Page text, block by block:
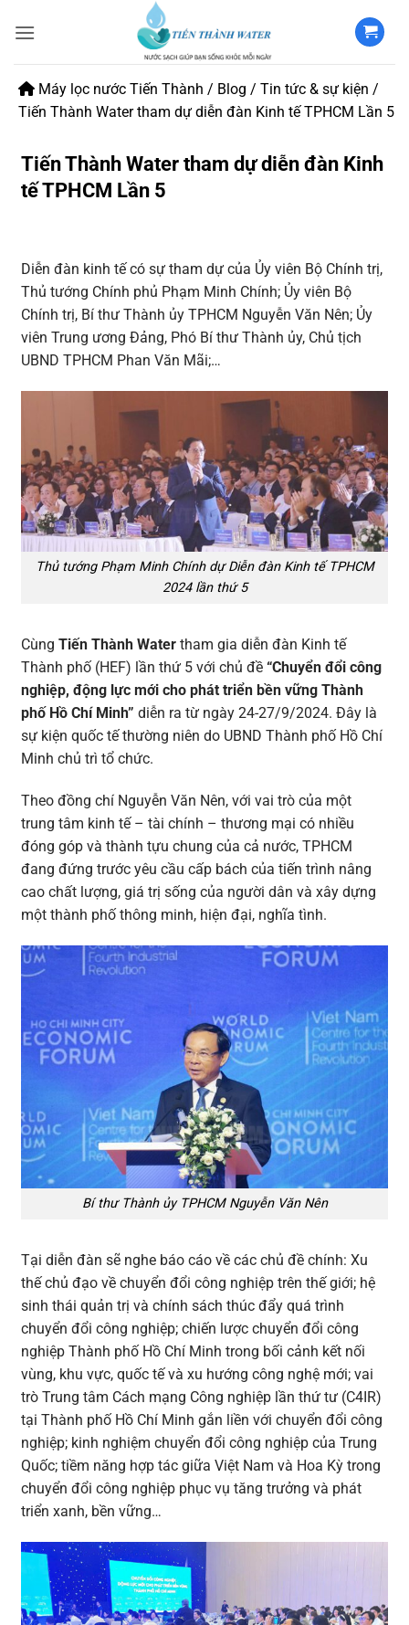
qua
dung
Máy lọc nước Tiến Thành / Blog / Tin tức & sự kiện /
Tiến Thành Water tham dự diễn đàn Kinh tế TPHCM Lần 5
Tiến Thành Water tham dự diễn đàn Kinh
tế TPHCM Lần 5
Diễn đàn kinh tế có sự tham dự của Ủy viên Bộ Chính trị,
Thủ tướng Chính phủ Phạm Minh Chính; Ủy viên Bộ
Chính trị, Bí thư Thành ủy TPHCM Nguyễn Văn Nên; Ủy
viên Trung ương Đảng, Phó Bí thư Thành ủy, Chủ tịch
UBND TPHCM Phan Văn Mãi;…
Thủ tướng Phạm Minh Chính dự Diễn đàn Kinh tế TPHCM
2024 lần thứ 5
Cùng Tiến Thành Water tham gia diễn đàn Kinh tế
Thành phố (HEF) lần thứ 5 với chủ đề “Chuyển đổi công
nghiệp, động lực mới cho phát triển bền vững Thành
phố Hồ Chí Minh” diễn ra từ ngày 24-27/9/2024. Đây là
sự kiện quốc tế thường niên do UBND Thành phố Hồ Chí
Minh chủ trì tổ chức.
Theo đồng chí Nguyễn Văn Nên, với vai trò của một
trung tâm kinh tế – tài chính – thương mại có nhiều
đóng góp và thành tựu chung của cả nước, TPHCM
đang đứng trước yêu cầu cấp bách của tiến trình nâng
cao chất lượng, giá trị sống của người dân và xây dựng
một thành phố thông minh, hiện đại, nghĩa tình.
Bí thư Thành ủy TPHCM Nguyễn Văn Nên
Tại diễn đàn sẽ nghe báo cáo về các chủ đề chính: Xu
thế chủ đạo về chuyển đổi công nghiệp trên thế giới; hệ
sinh thái quản trị và chính sách thúc đẩy quá trình
chuyển đổi công nghiệp; chiến lược chuyển đổi công
nghiệp Thành phố Hồ Chí Minh trong bối cảnh kết nối
vùng, khu vực, quốc tế và xu hướng công nghệ mới; vai
trò Trung tâm Cách mạng Công nghiệp lần thứ tư (C4IR)
tại Thành phố Hồ Chí Minh gắn liền với chuyển đổi công
nghiệp; kinh nghiệm chuyển đổi công nghiệp của Trung
Quốc; tiềm năng hợp tác giữa Việt Nam và Hoa Kỳ trong
chuyển đổi công nghiệp phục vụ tăng trưởng và phát
triển xanh, bền vững…